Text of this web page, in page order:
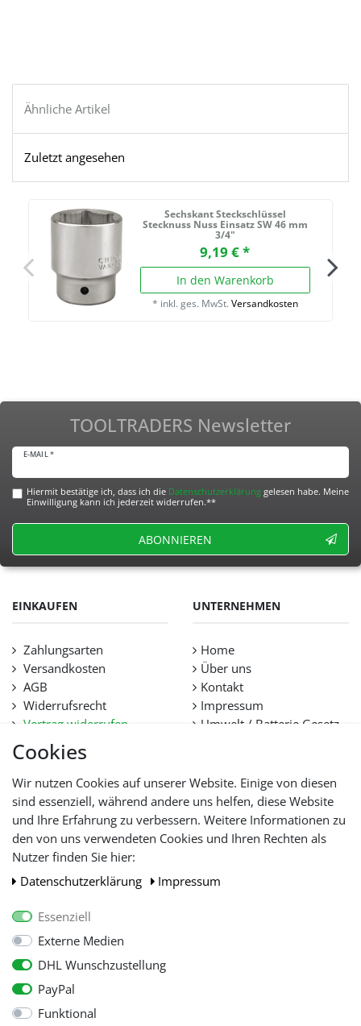
Cookies
Wir nutzen Cookies auf unserer Website. Einige von diesen
sind essenziell, während andere uns helfen, diese Website
und Ihre Erfahrung zu verbessern. Weitere Informationen zu
den von uns verwendeten Cookies und Ihren Rechten als
Nutzer finden Sie hier:
Daten­schutz­erklärung
Impressum
Essenziell
Externe Medien
DHL Wunschzustellung
PayPal
Funktional
Ähnliche Artikel
Zuletzt angesehen
Sechskant Steckschlüssel
Stecknuss Nuss Einsatz SW 46 mm
3/4"
9,19 € *
In den Warenkorb
* inkl. ges. MwSt. Versandkosten
TOOLTRADERS Newsletter
E-MAIL *
Hiermit bestätige ich, dass ich die Daten­schutz­erklärunggelesen habe. Meine
Einwilligung kann ich jederzeit widerrufen.**
ABONNIEREN
EINKAUFEN
Zahlungsarten
Versandkosten
AGB
Widerrufsrecht
Vertrag widerrufen
Datenschutz
Hilfe
Lieferfristen und
Lieferbeschränkung
UNTERNEHMEN
Home
Über uns
Kontakt
Impressum
Umwelt / Batterie Gesetz
WIR AKZEPTIEREN